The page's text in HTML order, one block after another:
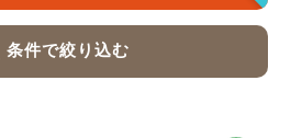
条件で絞り込む